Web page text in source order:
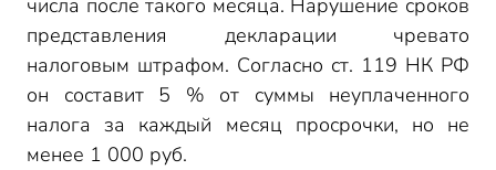
числа после такого месяца. Нарушение сроков
представления декларации чревато
налоговым штрафом. Согласно ст. 119 НК РФ
он составит 5 % от суммы неуплаченного
налога за каждый месяц просрочки, но не
менее 1 000 руб.